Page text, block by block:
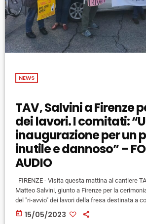
NEWS
TAV, Salvini a Firenze
dei lavori. I comitati:
inaugurazione per un
inutile e dannoso” –
AUDIO
FIRENZE - Visita questa mattina al cantiere
Matteo Salvini, giunto a Firenze per la
del "ri-avvio" dei lavori della fresa destinata a
ferroviario del nodo fiorentino dell'Alta Velocità,
governatore Eugenio Giani e ai vertici di RFI e
today 15/05/2023